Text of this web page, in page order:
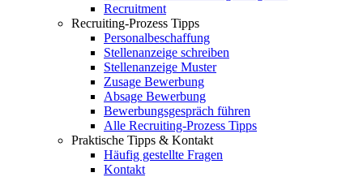
Recruitment
Recruiting-Prozess Tipps
Personalbeschaffung
Stellenanzeige schreiben
Stellenanzeige Muster
Zusage Bewerbung
Absage Bewerbung
Bewerbungsgespräch führen
Alle Recruiting-Prozess Tipps
Praktische Tipps & Kontakt
Häufig gestellte Fragen
Kontakt